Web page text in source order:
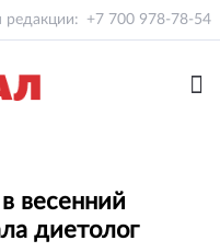
редакции: +7 700 978-78-54
весенний
диетолог